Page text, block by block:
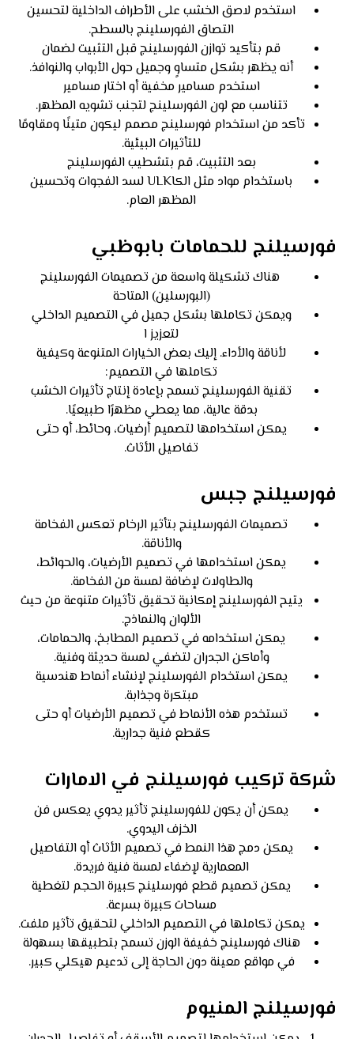
استخدم لاصق الخشب على الأطراف الداخلية لتحسين
التصاق الفورسلينج بالسطح.
قم بتأكيد توازن الفورسلينج قبل التثبيت لضمان
أنه يظهر بشكل متساوٍ وجميل حول الأبواب والنوافذ.
استخدم مسامير مخفية أو اختار مسامير
تتناسب مع لون الفورسلينج لتجنب تشويه المظهر.
تأكد من استخدام فورسلينج مصمم ليكون متينًا ومقاومًا
للتأثيرات البيئية.
بعد التثبيت، قم بتشطيب الفورسلينج
باستخدام مواد مثل الكاULK لسد الفجوات وتحسين
المظهر العام.
فورسيلنج للحمامات بابوظبي
هناك تشكيلة واسعة من تصميمات الفورسلينج
(البورسلين) المتاحة
ويمكن تكاملها بشكل جميل في التصميم الداخلي
لتعزيز ا
لأناقة والأداء. إليك بعض الخيارات المتنوعة وكيفية
تكاملها في التصميم:
تقنية الفورسلينج تسمح بإعادة إنتاج تأثيرات الخشب
بدقة عالية، مما يعطي مظهرًا طبيعيًا.
يمكن استخدامها لتصميم أرضيات، وحائط، أو حتى
تفاصيل الأثاث.
فورسيلنج جبس
تصميمات الفورسلينج بتأثير الرخام تعكس الفخامة
والأناقة.
يمكن استخدامها في تصميم الأرضيات، والحوائط،
والطاولات لإضافة لمسة من الفخامة.
يتيح الفورسلينج إمكانية تحقيق تأثيرات متنوعة من حيث
الألوان والنماذج.
يمكن استخدامه في تصميم المطابخ، والحمامات،
وأماكن الجدران لتضفي لمسة حديثة وفنية.
يمكن استخدام الفورسلينج لإنشاء أنماط هندسية
مبتكرة وجذابة.
تستخدم هذه الأنماط في تصميم الأرضيات أو حتى
كقطع فنية جدارية.
شركة تركيب فورسيلنج في الامارات
يمكن أن يكون للفورسلينج تأثير يدوي يعكس فن
الخزف اليدوي.
يمكن دمج هذا النمط في تصميم الأثاث أو التفاصيل
المعمارية لإضفاء لمسة فنية فريدة.
يمكن تصميم قطع فورسلينج كبيرة الحجم لتغطية
مساحات كبيرة بسرعة.
يمكن تكاملها في التصميم الداخلي لتحقيق تأثير ملفت.
هناك فورسلينج خفيفة الوزن تسمح بتطبيقها بسهولة
في مواقع معينة دون الحاجة إلى تدعيم هيكلي كبير.
فورسيلنج المنيوم